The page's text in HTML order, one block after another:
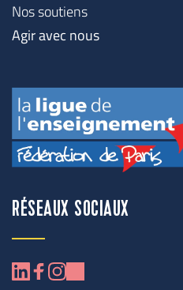
Nos soutiens
Agir avec nous
RÉSEAUX SOCIAUX